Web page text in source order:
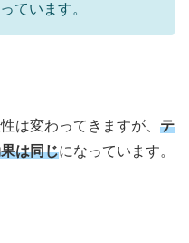
ています。
は変わってきますが、 テ
は同じになっています。